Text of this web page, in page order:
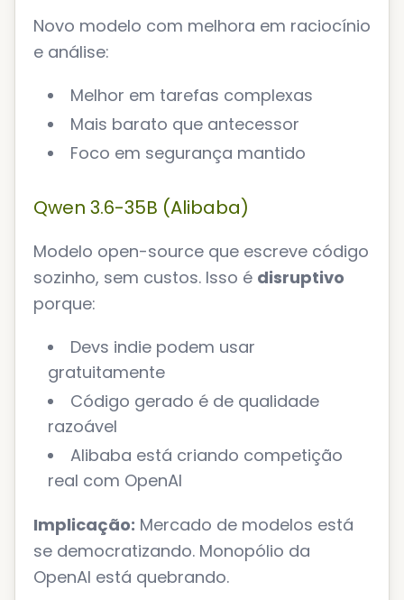
Novo modelo com melhora em raciocínio
e análise:
Melhor em tarefas complexas
Mais barato que antecessor
Foco em segurança mantido
Qwen 3.6-35B (Alibaba)
Modelo open-source que escreve código
sozinho, sem custos. Isso é disruptivo
porque:
Devs indie podem usar
gratuitamente
Código gerado é de qualidade
razoável
Alibaba está criando competição
real com OpenAI
Implicação: Mercado de modelos está
se democratizando. Monopólio da
OpenAI está quebrando.